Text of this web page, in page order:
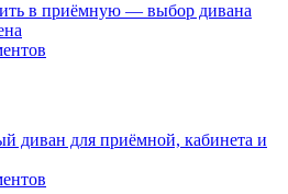
в приёмную — выбор дивана
диван для приёмной, кабинета и